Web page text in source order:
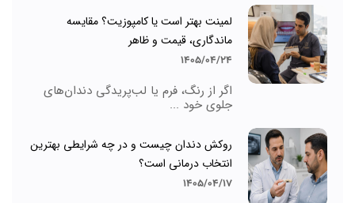
لمینت بهتر است یا کامپوزیت؟ مقایسه
ماندگاری، قیمت و ظاهر
1405/04/24
اگر از رنگ، فرم یا لب‌پریدگی دندان‌های
جلوی خود ...
روکش دندان چیست و در چه شرایطی بهترین
انتخاب درمانی است؟
1405/04/17